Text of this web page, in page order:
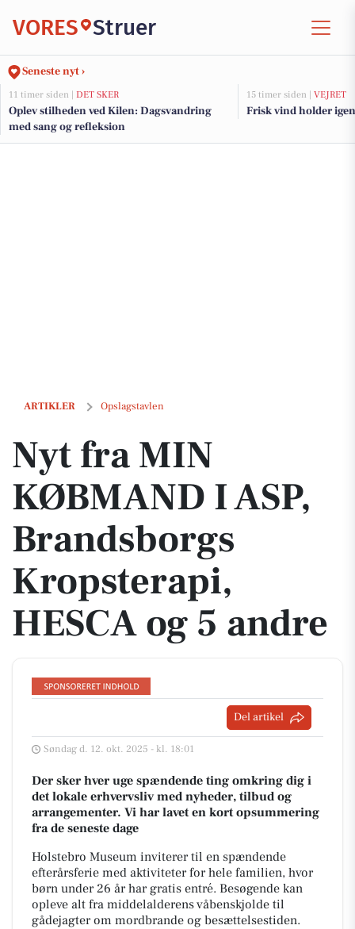
VORES Struer
Seneste nyt ›
11 timer siden | DET SKER
Oplev stilheden ved Kilen: Dagsvandring
med sang og refleksion
15 timer siden | VEJRET
Frisk vind holder
ARTIKLER Opslagstavlen
Nyt fra MIN KØBMAND I ASP, Brandsborgs Kropsterapi, HESCA og 5
Nyt fra MIN
KØBMAND I ASP,
Brandsborgs
Kropsterapi,
HESCA og 5 andre
Del artikel
Søndag d. 12. okt. 2025 - kl. 18:01
Der sker hver uge spændende ting omkring dig i
det lokale erhvervsliv med nyheder, tilbud og
arrangementer. Vi har lavet en kort opsummering
fra de seneste dage
Holstebro Museum inviterer til en spændende
efterårsferie med aktiviteter for hele familien, hvor
børn under 26 år har gratis entré. Besøgende kan
opleve alt fra middelalderens våbenskjolde til
gådejagter om mordbrande og besættelsestiden.